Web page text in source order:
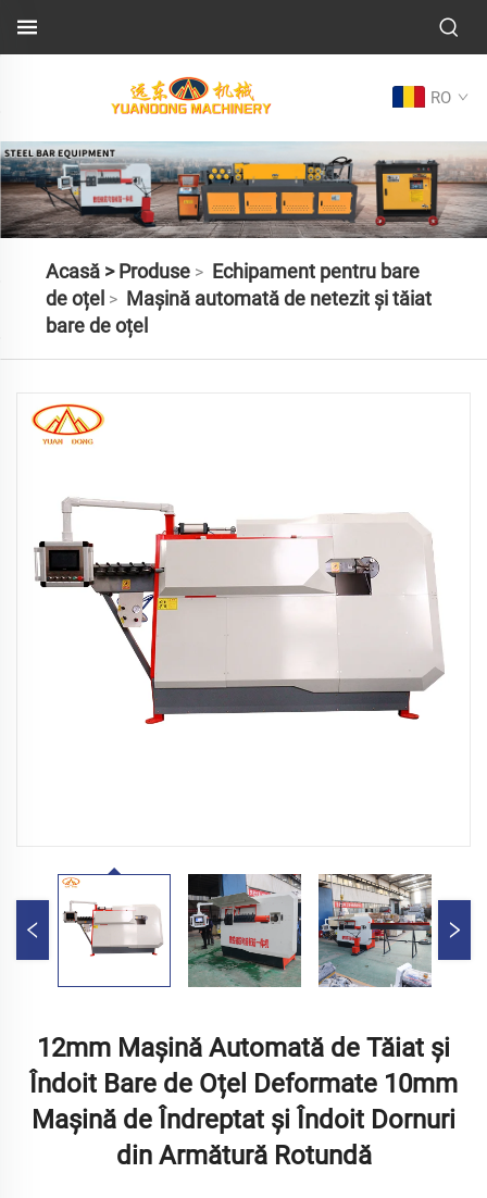
RO
Acasă > Produse> Echipament pentru bare
de oțel > Mașină automată de netezit și tăiat
bare de oțel
12mm Mașină Automată de Tăiat și
Îndoit Bare de Oțel Deformate 10mm
Mașină de Îndreptat și Îndoit Dornuri
din Armătură Rotundă